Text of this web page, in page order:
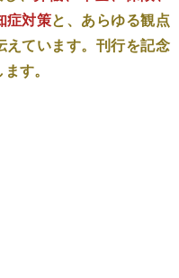
症対策と、あらゆる観点
ています。刊行を記念
す。